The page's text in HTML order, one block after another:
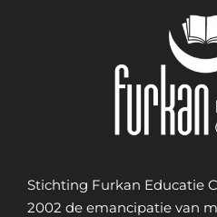
Stichting Furkan Educatie
2002 de emancipatie van